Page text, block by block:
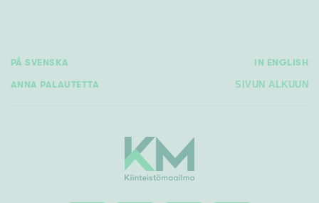
PÅ SVENSKA IN ENGLISH
ANNA PALAUTETTA SIVUN ALKUUN